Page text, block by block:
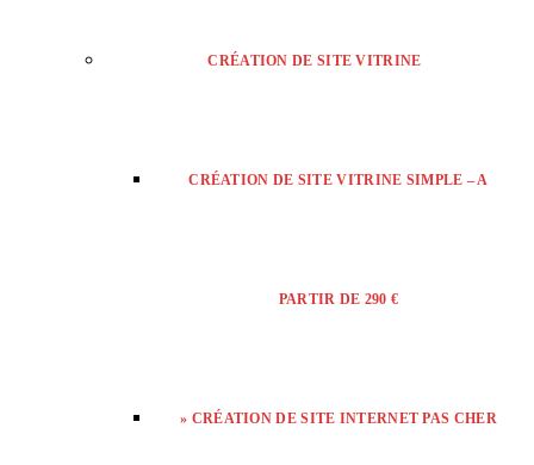
CRÉATION DE SITE VITRINE
CRÉATION DE SITE VITRINE SIMPLE – A
PARTIR DE 290 €
» CRÉATION DE SITE INTERNET PAS CHER